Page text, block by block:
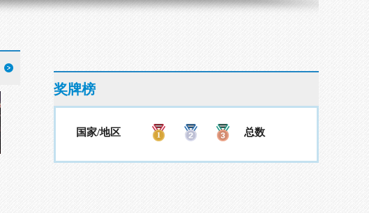
奖牌榜
国家/地区 总数